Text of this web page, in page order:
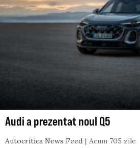
Audi a prezentat noul Q5
Autocritica News Feed Acum 705 zile